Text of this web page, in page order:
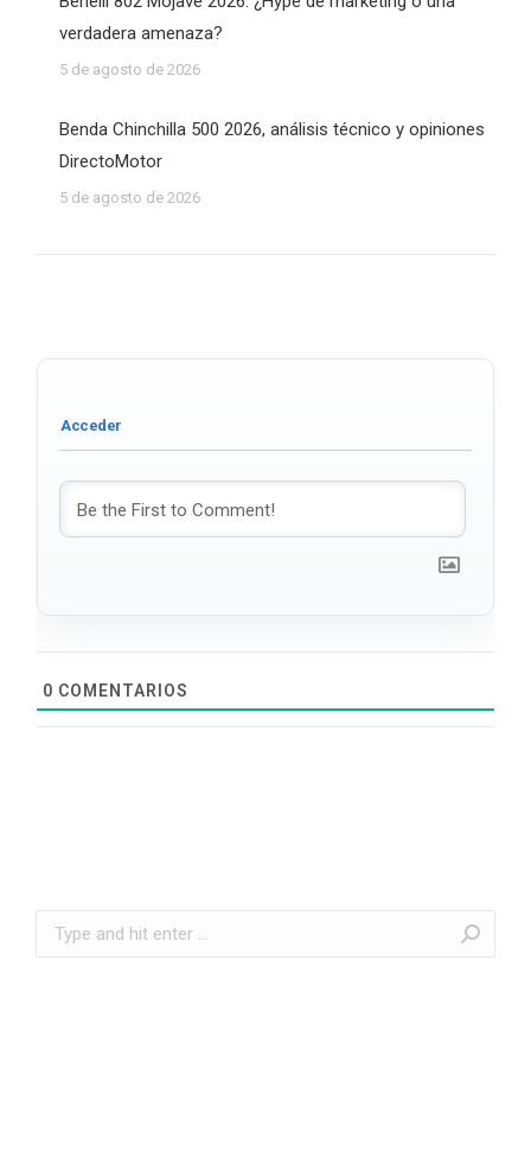
verdadera amenaza?
5 de agosto de 2026
Benda Chinchilla 500 2026, análisis técnico y opiniones
DirectoMotor
5 de agosto de 2026
0 COMENTARIOS
Search: